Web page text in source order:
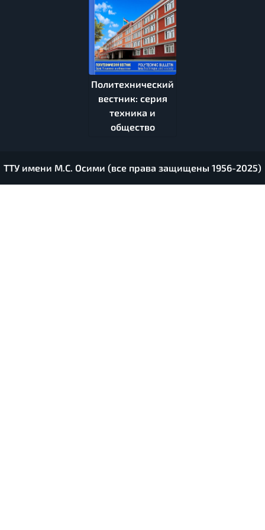
Политехнический
вестник: серия
техника и
общество
ТТУ имени М.С. Осими (все права защищены 1956-2025)